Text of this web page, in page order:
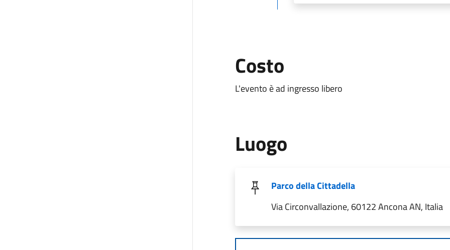
Costo
L'evento è ad ingresso libero
Luogo
Parco della Cittadella
Via Circonvallazione, 60122 Ancona AN, Italia